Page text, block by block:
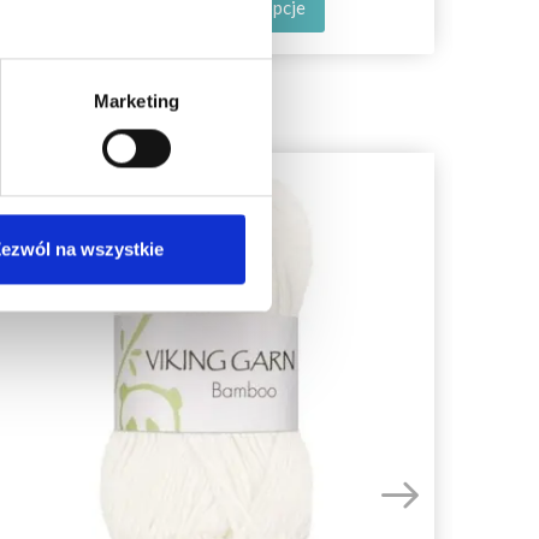
Marketing
na wszystkie
Zobacz wszystkie opcje